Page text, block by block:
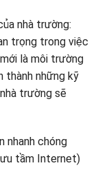
nhà trường:
trọng trong việc
là môi trường
thành những kỹ
trường sẽ